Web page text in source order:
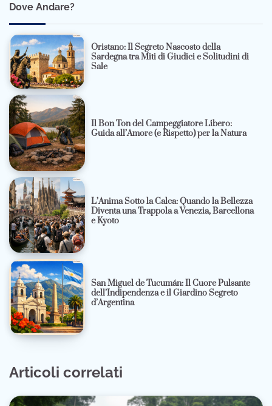
Dove Andare?
Oristano: Il Segreto Nascosto della
Sardegna tra Miti di Giudici e Solitudini di
Sale
Il Bon Ton del Campeggiatore Libero:
Guida all’Amore (e Rispetto) per la Natura
L’Anima Sotto la Calca: Quando la Bellezza
Diventa una Trappola a Venezia, Barcellona
e Kyoto
San Miguel de Tucumán: Il Cuore Pulsante
dell’Indipendenza e il Giardino Segreto
d’Argentina
Articoli correlati